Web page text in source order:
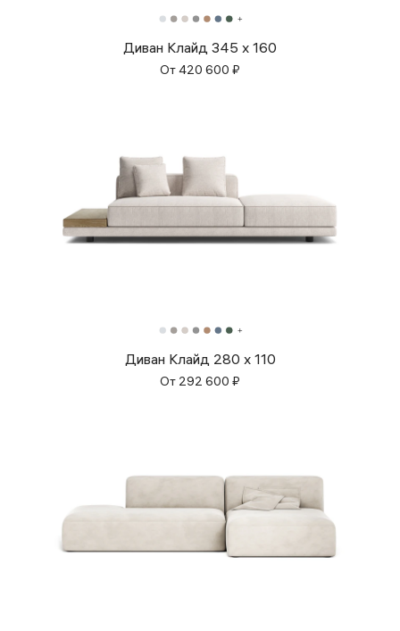
Диван Клайд 345 x 160
От420 600 ₽
Диван Клайд 280 x 110
От 292 600 ₽